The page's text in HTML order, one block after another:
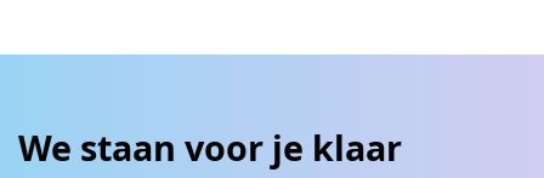
We staan voor je klaar